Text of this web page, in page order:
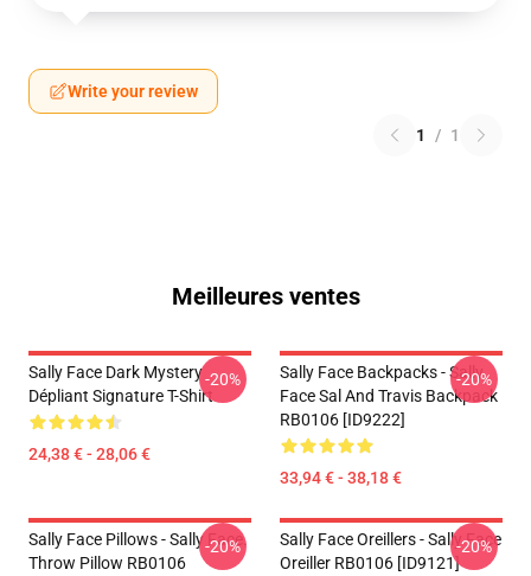
Write your review
1 / 1
Meilleures ventes
Sally Face Dark Mystery
Dépliant Signature T-Shirt
24,38 € - 28,06 €
-20%
Sally Face Backpacks - Sally
Face Sal And Travis Backpack
RB0106 [ID9222]
33,94 € - 38,18 €
-20%
Sally Face Pillows - Sally Face.
Throw Pillow RB0106
-20%
Sally Face Oreillers - Sally Face
Oreiller RB0106 [ID9121]
-20%